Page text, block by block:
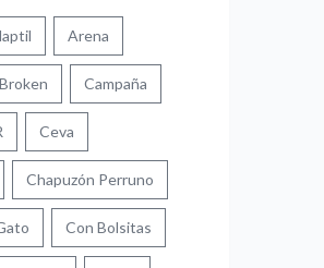
Arena
Broken Campaña
Ceva
Chapuzón Perruno
Con Bolsitas